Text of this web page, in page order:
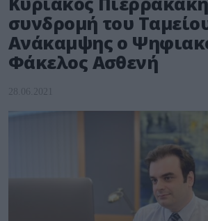
συνδρομή του
Ανάκαμψης ο
Φάκελος Ασθενή
28.06.2021